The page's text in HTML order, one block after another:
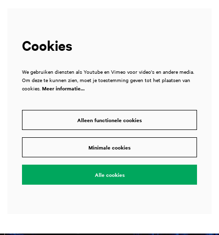
Cookies
We gebruiken diensten als Youtube en Vimeo voor video's en andere media.
Om deze te kunnen zien, moet je toestemming geven tot het plaatsen van
cookies. Meer informatie…
Alleen functionele cookies
Minimale cookies
Alle cookies